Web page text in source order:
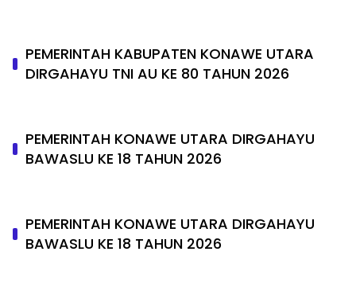
PEMERINTAH KABUPATEN KONAWE UTARA
DIRGAHAYU TNI AU KE 80 TAHUN 2026
PEMERINTAH KONAWE UTARA DIRGAHAYU
BAWASLU KE 18 TAHUN 2026
PEMERINTAH KONAWE UTARA DIRGAHAYU
BAWASLU KE 18 TAHUN 2026